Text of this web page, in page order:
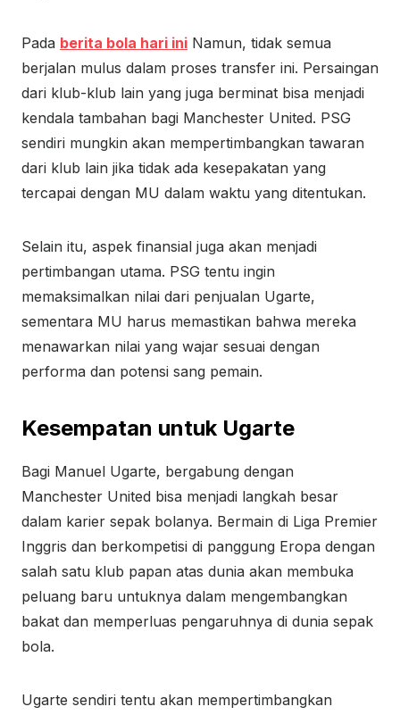
Pada berita bola hari ini Namun, tidak semua
berjalan mulus dalam proses transfer ini. Persaingan
dari klub-klub lain yang juga berminat bisa menjadi
kendala tambahan bagi Manchester United. PSG
sendiri mungkin akan mempertimbangkan tawaran
dari klub lain jika tidak ada kesepakatan yang
tercapai dengan MU dalam waktu yang ditentukan.
Selain itu, aspek finansial juga akan menjadi
pertimbangan utama. PSG tentu ingin
memaksimalkan nilai dari penjualan Ugarte,
sementara MU harus memastikan bahwa mereka
menawarkan nilai yang wajar sesuai dengan
performa dan potensi sang pemain.
Kesempatan untuk Ugarte
Bagi Manuel Ugarte, bergabung dengan
Manchester United bisa menjadi langkah besar
dalam karier sepak bolanya. Bermain di Liga Premier
Inggris dan berkompetisi di panggung Eropa dengan
salah satu klub papan atas dunia akan membuka
peluang baru untuknya dalam mengembangkan
bakat dan memperluas pengaruhnya di dunia sepak
bola.
Ugarte sendiri tentu akan mempertimbangkan